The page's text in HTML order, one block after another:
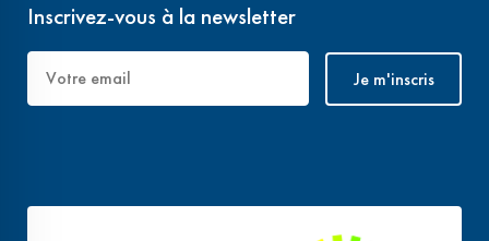
Inscrivez-vous à la newsletter